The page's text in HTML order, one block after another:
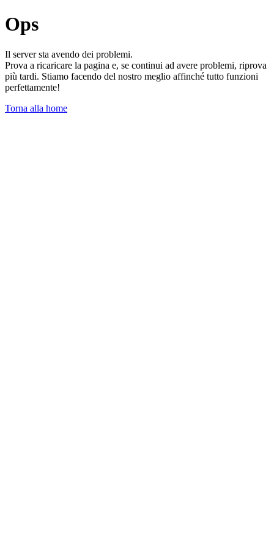
Ops
Il server sta avendo dei problemi.
Prova a ricaricare la pagina e, se continui ad avere problemi, riprova
più tardi. Stiamo facendo del nostro meglio affinché tutto funzioni
perfettamente!
Torna alla home